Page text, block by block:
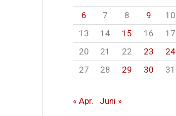
6
7 8 9 10
13
14 15 16 17
20
21 22 23 24
27
28 29 30 31
« Apr. Juni »